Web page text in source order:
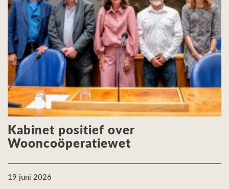
Kabinet positief over
Wooncoöperatiewet
19 juni 2026